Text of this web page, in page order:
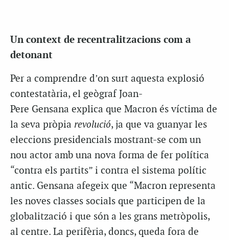
Un context de recentralitzacions com a
detonant
Per a comprendre d’on surt aquesta explosió
contestatària, el geògraf Joan-
Pere Gensana explica que Macron és víctima de
la seva pròpia revolució, ja que va guanyar les
eleccions presidencials mostrant-se com un
nou actor amb una nova forma de fer política
“contra els partits” i contra el sistema polític
antic. Gensana afegeix que “Macron representa
les noves classes socials que participen de la
globalització i que són a les grans metròpolis,
al centre. La perifèria, doncs, queda fora de